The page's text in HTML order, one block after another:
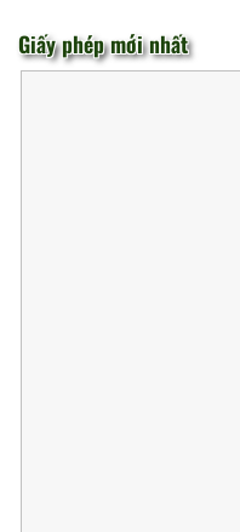
Giấy phép mới nhất